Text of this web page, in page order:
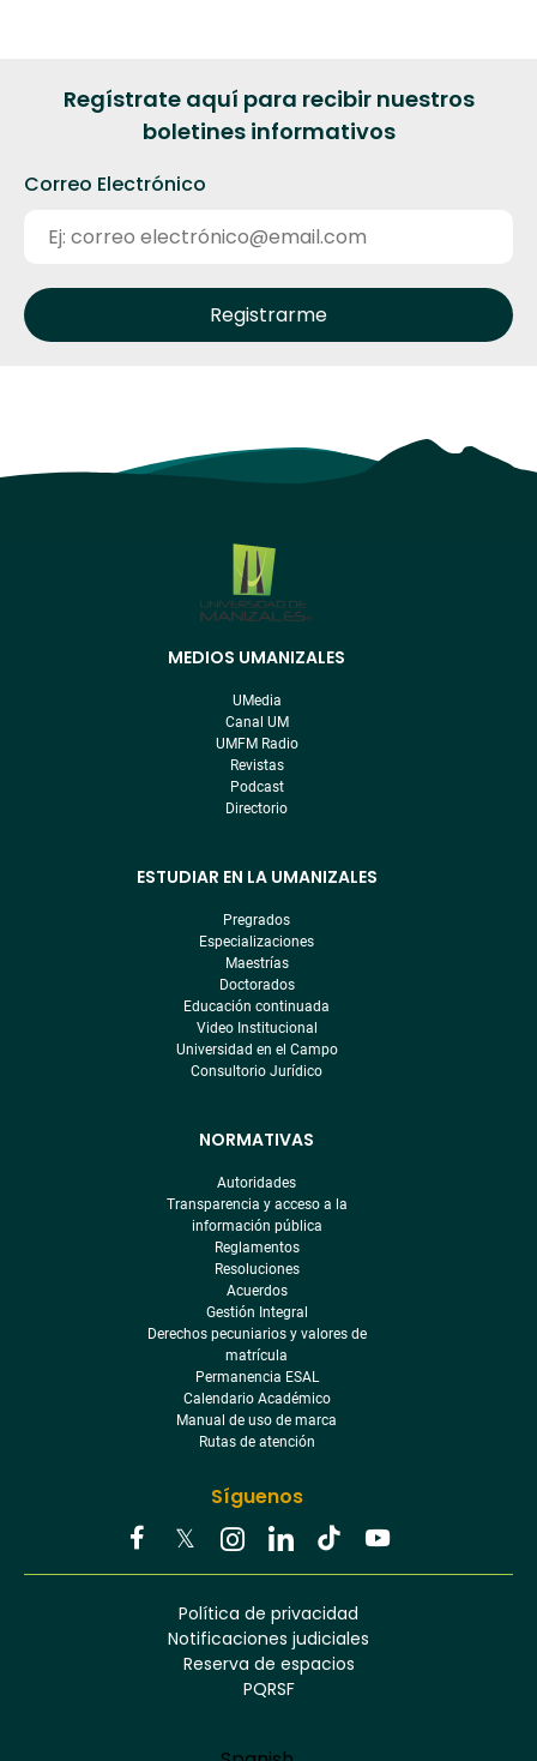
Regístrate aquí para recibir nuestros
boletines informativos
Correo Electrónico
Síguenos
TwitterInstagramLinkedinTiktokYoutube
MEDIOS UMANIZALES
UMedia
Canal UM
UMFM Radio
Revistas
Podcast
Directorio
ESTUDIAR EN LA UMANIZALES
Pregrados
Especializaciones
Maestrías
Doctorados
Educación continuada
Video Institucional
Universidad en el Campo
Consultorio Jurídico
NORMATIVAS
Autoridades
Transparencia y acceso a la
información pública
Reglamentos
Resoluciones
Acuerdos
Gestión Integral
Derechos pecuniarios y valores de
matrícula
Permanencia ESAL
Calendario Académico
Manual de uso de marca
Rutas de atención
Política de privacidad
Notificaciones judiciales
Reserva de espacios
PQRSF